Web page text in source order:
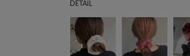
DETAIL